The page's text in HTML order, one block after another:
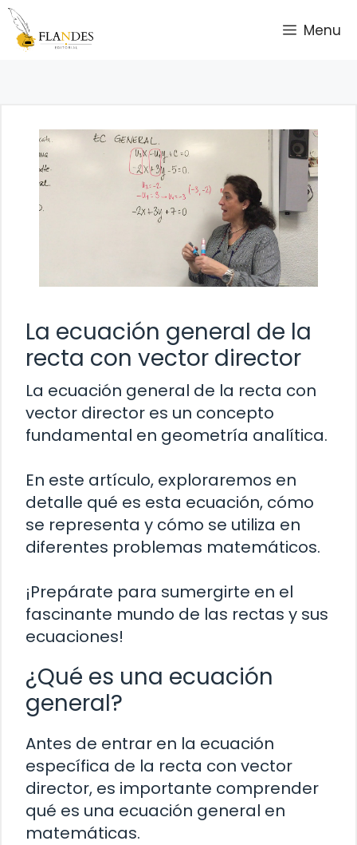
Saltar
contenido
Menu
La ecuación general de la
recta con vector director
La ecuación general de la recta con
vector director es un concepto
fundamental en geometría analítica.
En este artículo, exploraremos en
detalle qué es esta ecuación, cómo
se representa y cómo se utiliza en
diferentes problemas matemáticos.
¡Prepárate para sumergirte en el
fascinante mundo de las rectas y sus
ecuaciones!
¿Qué es una ecuación
general?
Antes de entrar en la ecuación
específica de la recta con vector
director, es importante comprender
qué es una ecuación general en
matemáticas.